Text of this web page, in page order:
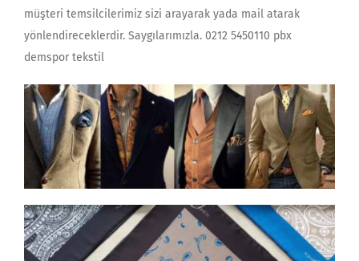
müşteri temsilcilerimiz sizi arayarak yada mail atarak
yönlendireceklerdir. Saygılarımızla. 0212 5450110 pbx
demspor tekstil